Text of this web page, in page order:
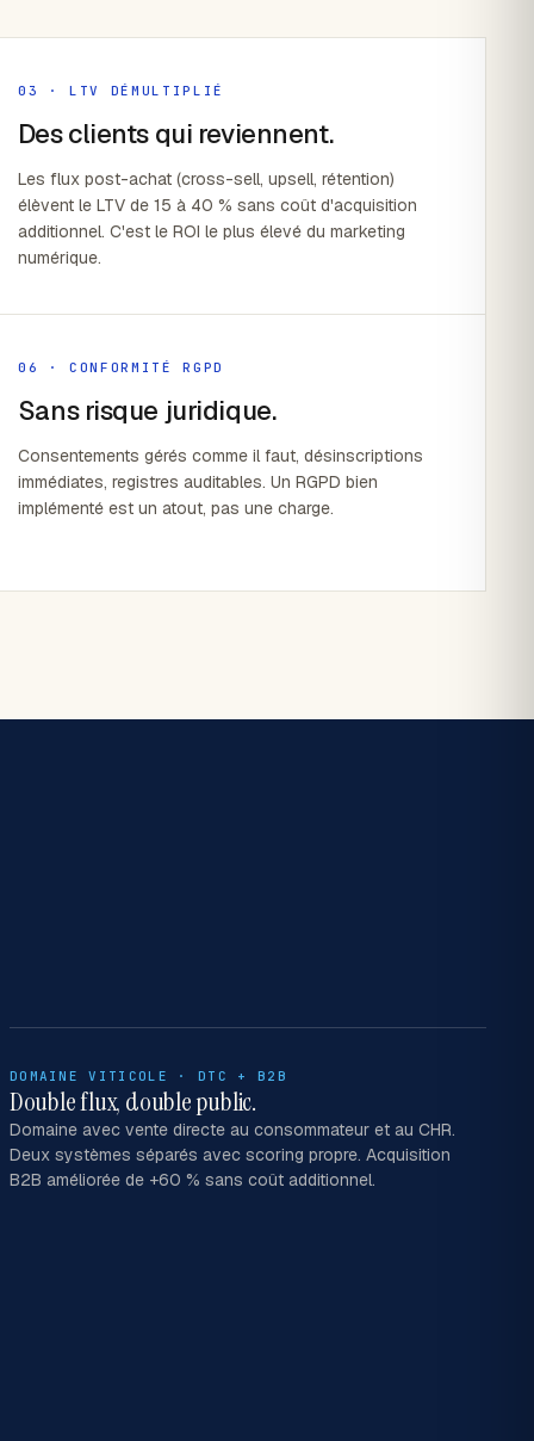
03 · LTV DÉMULTIPLIÉ
Des clients qui reviennent.
Les flux post-achat (cross-sell, upsell, rétention)
élèvent le LTV de 15 à 40 % sans coût d'acquisition
additionnel. C'est le ROI le plus élevé du marketing
numérique.
06 · CONFORMITÉ RGPD
Sans risque juridique.
Consentements gérés comme il faut, désinscriptions
immédiates, registres auditables. Un RGPD bien
implémenté est un atout, pas une charge.
DOMAINE VITICOLE · DTC + B2B
Double flux, double public.
Domaine avec vente directe au consommateur et au CHR.
Deux systèmes séparés avec scoring propre. Acquisition
B2B améliorée de +60 % sans coût additionnel.